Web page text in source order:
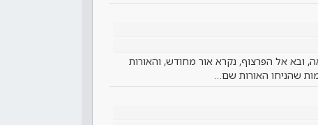
ובא אל הפרצוף, נקרא אור מחודש, והאורות
שהניחו האורות שם…